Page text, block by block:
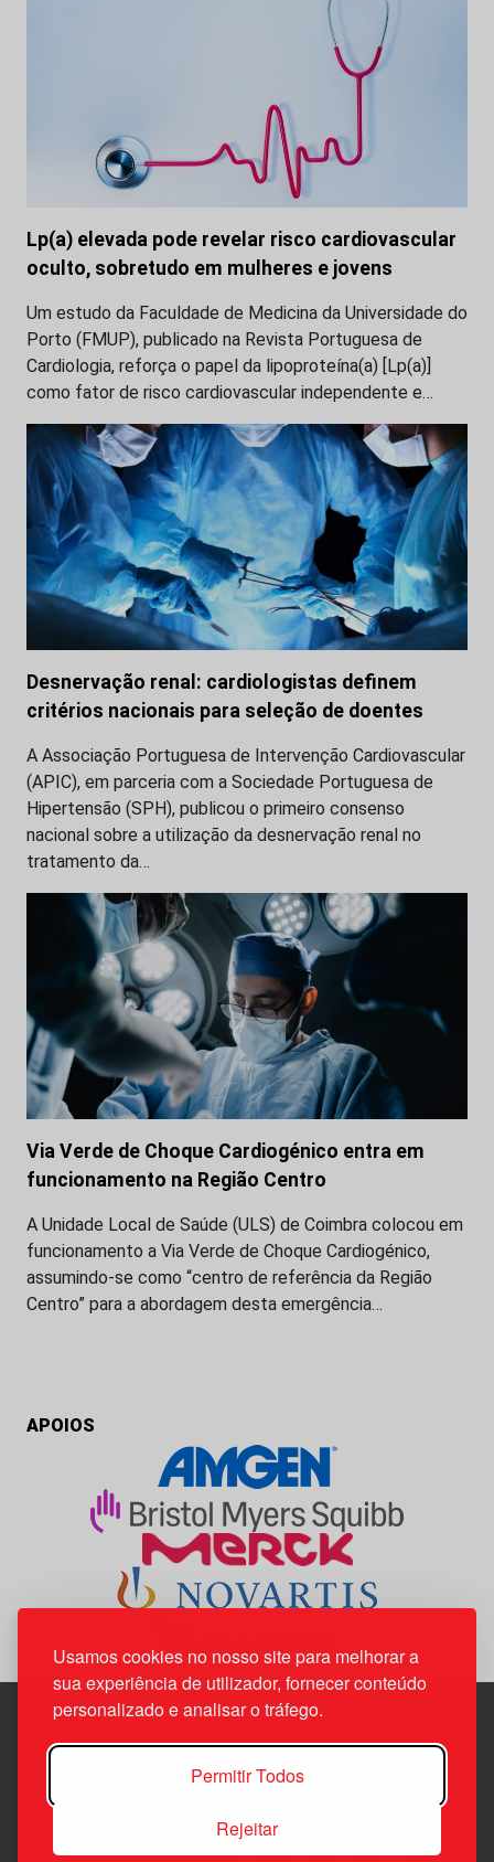
Usamos cookies no nosso site para melhorar a
sua experiência de utilizador, fornecer conteúdo
personalizado e analisar o tráfego.
Permitir Todos
Rejeitar
Lp(a) elevada pode revelar risco cardiovascular
oculto, sobretudo em mulheres e jovens
Um estudo da Faculdade de Medicina da Universidade do
Porto (FMUP), publicado na Revista Portuguesa de
Cardiologia, reforça o papel da lipoproteína(a) [Lp(a)]
como fator de risco cardiovascular independente e…
Desnervação renal: cardiologistas definem
critérios nacionais para seleção de doentes
A Associação Portuguesa de Intervenção Cardiovascular
(APIC), em parceria com a Sociedade Portuguesa de
Hipertensão (SPH), publicou o primeiro consenso
nacional sobre a utilização da desnervação renal no
tratamento da…
Via Verde de Choque Cardiogénico entra em
funcionamento na Região Centro
A Unidade Local de Saúde (ULS) de Coimbra colocou em
funcionamento a Via Verde de Choque Cardiogénico,
assumindo-se como “centro de referência da Região
Centro” para a abordagem desta emergência…
APOIOS
Edif. Lisboa Oriente | Av. Infante D. Henrique, n.º 333H, esc.
1800-282 Lisboa | Portugal